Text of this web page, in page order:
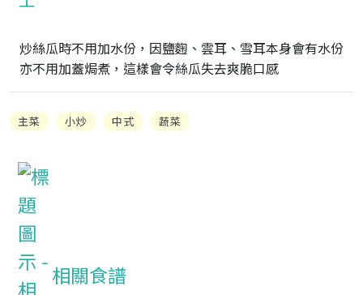
炒絲瓜時不用加水份，因鹽麴、雲耳、雪耳本身會有水份
亦不用加蓋焗煮，這樣會令絲瓜失去爽脆口感
主菜 小炒 中式 蔬菜
相關食譜